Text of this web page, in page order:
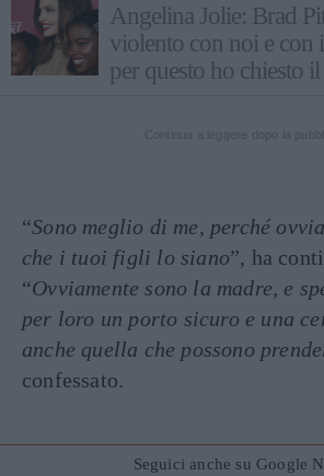
Angelina Jolie: Brad
violento con noi e con
per questo ho chiesto
“Sono meglio di me, perché
che i tuoi figli lo siano”, ha
“Ovviamente sono la madre, e
per loro un porto sicuro e una
anche quella che possono
confessato.
Seguici anche su Google